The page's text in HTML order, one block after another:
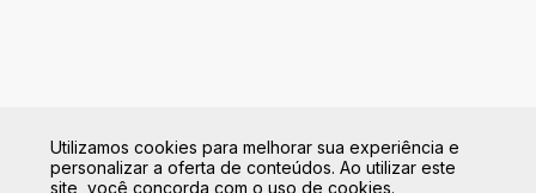
Utilizamos cookies para melhorar sua experiência e
personalizar a oferta de conteúdos. Ao utilizar este
site, você concorda com o uso de cookies.